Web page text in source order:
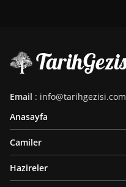
Email : info@tarihgezisi.com
Anasayfa
Camiler
Hazireler